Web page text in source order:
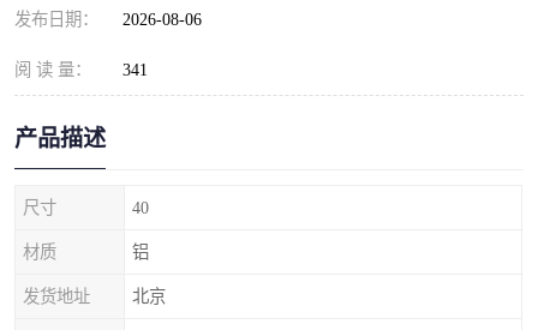
发布日期： 2026-08-06
阅 读 量： 341
产品描述
尺寸 40
材质 铝
发货地址 北京